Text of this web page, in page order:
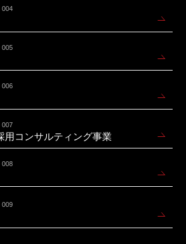
004
005
006
007
用コンサルティング事業
008
009